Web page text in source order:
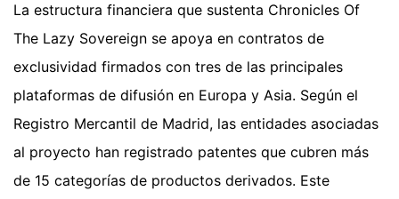
La estructura financiera que sustenta Chronicles Of
The Lazy Sovereign se apoya en contratos de
exclusividad firmados con tres de las principales
plataformas de difusión en Europa y Asia. Según el
Registro Mercantil de Madrid, las entidades asociadas
al proyecto han registrado patentes que cubren más
de 15 categorías de productos derivados. Este